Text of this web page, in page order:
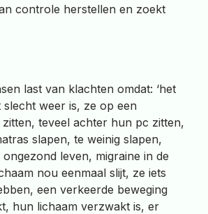
controle herstellen en zoekt
last van klachten omdat: ‘het
slecht weer is, ze op een
teveel achter hun pc zitten,
slapen, te weinig slapen,
leven, migraine in de
nou eenmaal slijt, ze iets
een verkeerde beweging
hun lichaam verzwakt is, er